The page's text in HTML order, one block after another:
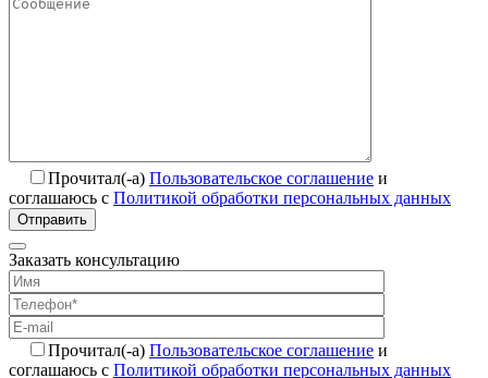
Прочитал(-а) Пользовательское соглашение и
соглашаюсь с Политикой обработки персональных данных
Отправить
Заказать консультацию
Прочитал(-а) Пользовательское соглашение и
соглашаюсь с Политикой обработки персональных данных